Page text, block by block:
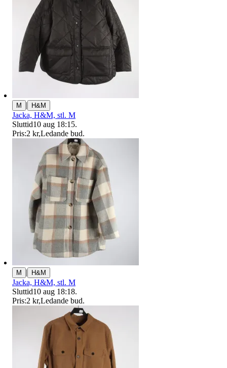
M | H&M
Jacka, H&M, stl. M
Sluttid10 aug 18:15.
Pris:2 kr,Ledande bud.
M | H&M
Jacka, H&M, stl. M
Sluttid10 aug 18:18.
Pris:2 kr,Ledande bud.